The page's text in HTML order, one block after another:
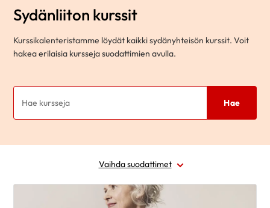
Sydänliiton kurssit
Kurssikalenteristamme löydät kaikki sydänyhteisön kurssit. Voit
hakea erilaisia kursseja suodattimien avulla.
Hae
Vaihda suodattimet